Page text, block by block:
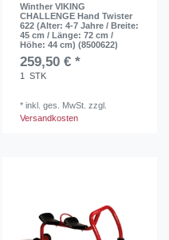
Winther VIKING
CHALLENGE Hand Twister
622 (Alter: 4-7 Jahre / Breite:
45 cm / Länge: 72 cm /
Höhe: 44 cm) (8500622)
259,50 € *
1 STK
*inkl. ges. MwSt. zzgl.
Versandkosten